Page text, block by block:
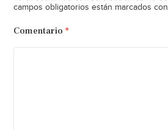
campos obligatorios están marcados con
Comentario *